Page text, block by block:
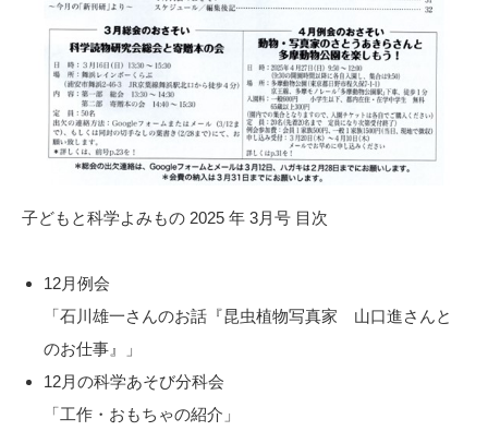
子どもと科学よみもの 2025 年 3月号 目次
12月例会
「石川雄一さんのお話『昆虫植物写真家 山口進さんと
のお仕事』」
12月の科学あそび分科会
「工作・おもちゃの紹介」